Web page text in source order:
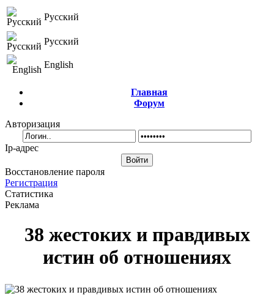
Русский
Русский
English
Главная
Форум
Авторизация
Ip-адрес
Восстановление пароля
Регистрация
Статистика
Реклама
38 жестоких и правдивых
истин об отношениях